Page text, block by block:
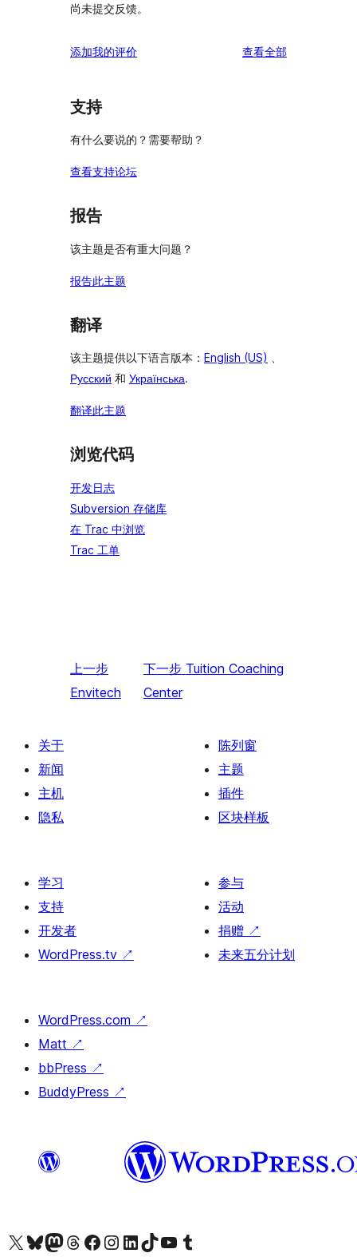
尚未提交反馈。
添加我的评价 查看全部评
支持
有什么要说的？需要帮助？
查看支持论坛
报告
该主题是否有重大问题？
报告此主题
翻译
该主题提供以下语言版本： English (US) 、
Русский 和 Українська.
翻译此主题
浏览代码
开发日志
Subversion 存储库
在 Trac 中浏览
Trac 工单
上一步
Envitech
下一步 Tuition Coaching
Center
关于
新闻
主机
隐私
陈列窗
主题
插件
区块样板
学习
支持
开发者
WordPress.tv ↗
参与
活动
捐赠 ↗
未来五分计划
WordPress.com ↗
Matt ↗
bbPress ↗
BuddyPress ↗
关注我们的 X（原 Twitter）账号访问我们的 Bluesky 账号关注我们的 Mastodon 账号访问我们的 Threads 账号 访问我们的 Facebook 公共主页关注我们的 Instagram 账号 关注我们的 LinkedIn 主页访问我们的 TikTok 账号访问我们的 YouTube 频道 访问我们的 Tumblr 账号